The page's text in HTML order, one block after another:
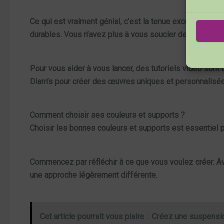
Ce qui est vraiment génial, c’est la tenue
durables. Vous n’avez plus à vous soucier de vos
Pour vous aider à vous lancer, des tutoriels vidéosont
Diam’s pour créer des œuvres uniques et
Comment choisir ses couleurs et supports ?
Choisir les bonnes couleurs et supports est essentiel
Commencez par réfléchir à ce que vous voulez créer.
une approche légèrement différente.
Cet article pourrait vous plaire : Créez une